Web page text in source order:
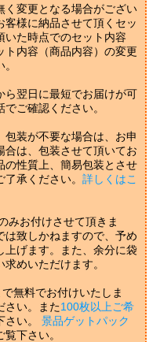
変更となる場合がござい
客様に納品させて頂くセッ
いた時点でのセット内容
ト内容（商品内容）の変更
翌日に最短でお届けが可
ご確認ください。
装が不要な場合は、お申
合は、包装させて頂いてお
の性質上、簡易包装とさせ
了承ください。詳しくはこ
みお付けさせて頂きま
は致しかねますので、予め
上げます。また、余分に袋
めいただけます。
無料でお付けいたしま
さい。また100枚以上ご希
さい。景品ゲットパック
覧下さい。